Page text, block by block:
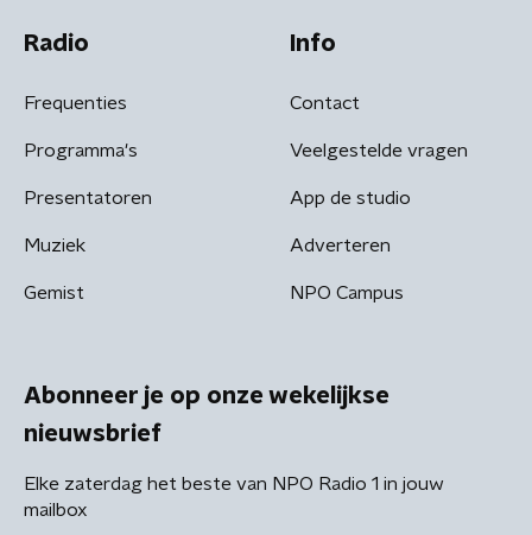
Radio
Frequenties
Programma's
Presentatoren
Muziek
Gemist
Info
Contact
Veelgestelde vragen
App de studio
Adverteren
NPO Campus
Abonneer je op onze wekelijkse
nieuwsbrief
Elke zaterdag het beste van NPO Radio 1 in jouw
mailbox